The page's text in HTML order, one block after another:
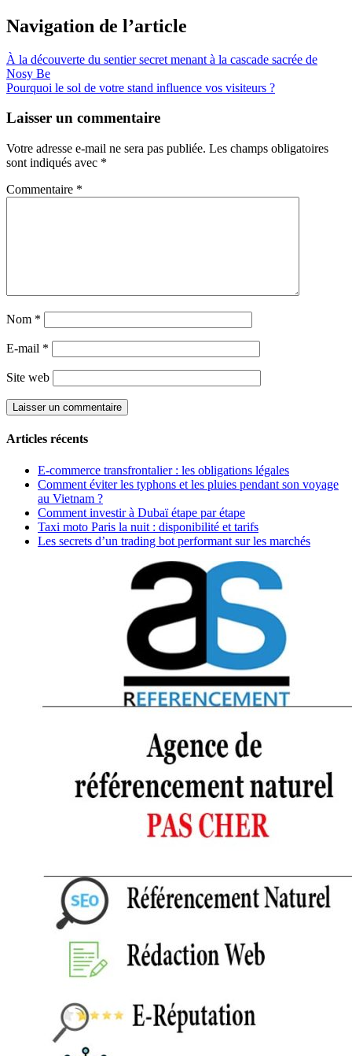
Navigation de l’article
À la découverte du sentier secret menant à la cascade sacrée de
Nosy Be
Pourquoi le sol de votre stand influence vos visiteurs ?
Laisser un commentaire
Votre adresse e-mail ne sera pas publiée. Les champs obligatoires
sont indiqués avec *
Commentaire *
Nom *
E-mail *
Site web
Articles récents
E-commerce transfrontalier : les obligations légales
Comment éviter les typhons et les pluies pendant son voyage
au Vietnam ?
Comment investir à Dubaï étape par étape
Taxi moto Paris la nuit : disponibilité et tarifs
Les secrets d’un trading bot performant sur les marchés